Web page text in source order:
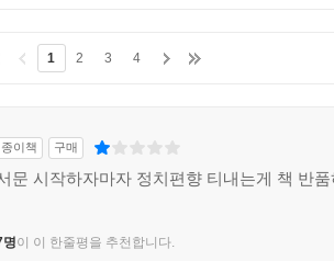
1 2 3 4
종이책 구매
문 시작하자마자 정치편향 티내는게 책 반
명이 이 한줄평을 추천합니다.